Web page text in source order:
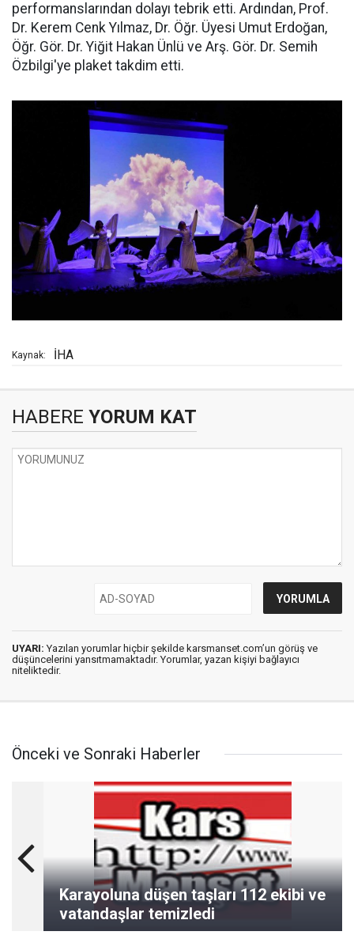
performanslarından dolayı tebrik etti. Ardından, Prof.
Dr. Kerem Cenk Yılmaz, Dr. Öğr. Üyesi Umut Erdoğan,
Öğr. Gör. Dr. Yiğit Hakan Ünlü ve Arş. Gör. Dr. Semih
Özbilgi'ye plaket takdim etti.
Kaynak: İHA
HABERE YORUM KAT
UYARI: Yazılan yorumlar hiçbir şekilde karsmanset.com’un görüş ve
düşüncelerini yansıtmamaktadır. Yorumlar, yazan kişiyi bağlayıcı
niteliktedir.
Önceki ve Sonraki Haberler
Karayoluna düşen taşları 112 ekibi ve
vatandaşlar temizledi